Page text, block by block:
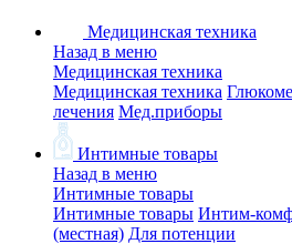
Медицинская техника
Назад в меню
Медицинская техника
Медицинская техника
лечения Мед.приборы
Интимные товары
Назад в меню
Интимные товары
Интимные товары Интим-
(местная) Для потенции